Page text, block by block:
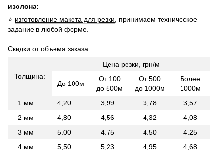
изолона:
⭐ изготовление макета для резки , принимаем техническое
задание в любой форме.
Скидки от объема заказа:
Толщина:
Цена резки, грн/м
До 100м
От 100
до 500м
От 500
до 1000м
Более
1000м
1 мм
4,20 3,99 3,78
3,57
2 мм
4,80 4,56 4,32
4,08
3 мм
5,00 4,75 4,50
4,25
4 мм
5,50 5,23 4,95
4,68